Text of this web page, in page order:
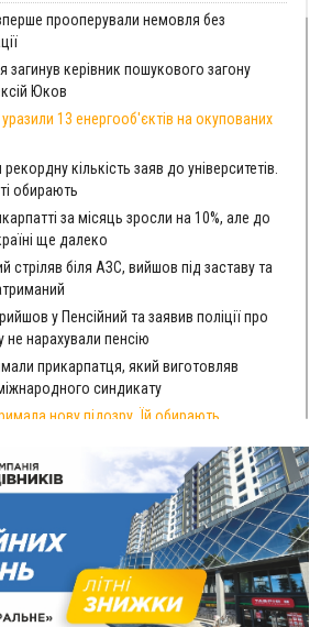
прооперували немовля без
загинув керівник пошукового загону
Юков
13 енергооб'єктів на окупованих
кількість заяв до університетів.
обирають
за місяць зросли на 10%, але до
ще далеко
стріляв біля АЗС, вийшов під заставу та
у Пенсійний та заявив поліції про
не нарахували пенсію
прикарпатця, який виготовляв
синдикату
нову підозру. Їй обирають
видурив у жительки Коломийщини
гривень
очікується сильна спека до 39°
чоловіка, який зливав з цистерни
до госпіталізації та оновили правила